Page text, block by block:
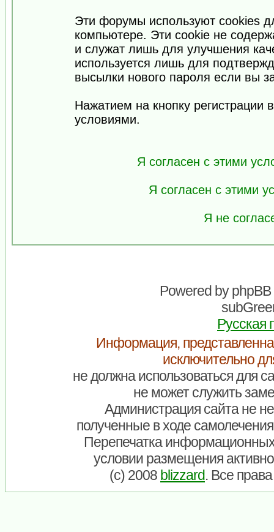
Эти форумы используют cookies
компьютере. Эти cookie не
и служат лишь для улучшения
используется лишь для
высылки нового пароля если вы
Нажатием на кнопку регистрации
условиями.
Я согласен с этими
Я согласен с этими
Я не
Powered byphpBB
Русская
Информация,
исключительно
не должна использоваться для
не может служить
Администрация сайта не
полученные в ходе
Перепечатка
условии размещения
(c) 2008 blizzard. Все